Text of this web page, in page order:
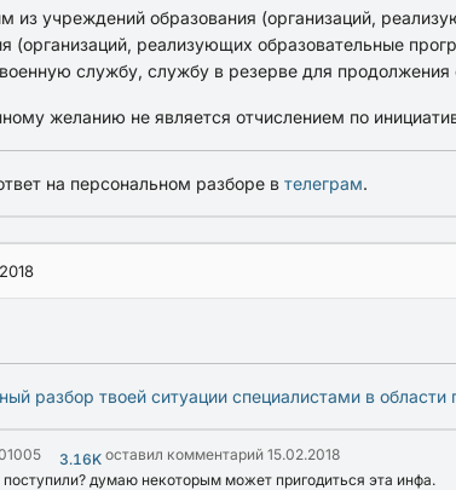
из учреждений образования (организаций,
(организаций, реализующих образовательные
службу, службу в резерве для продолжения
желанию не является отчислением по
на персональном разборе в телеграм.
разбор твоей ситуации специалистами в области
3.16K оставил комментарий 15.02.2018
поступили? думаю некоторым может пригодиться эта инфа.